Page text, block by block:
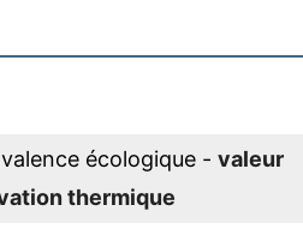
écologique - valeur
thermique